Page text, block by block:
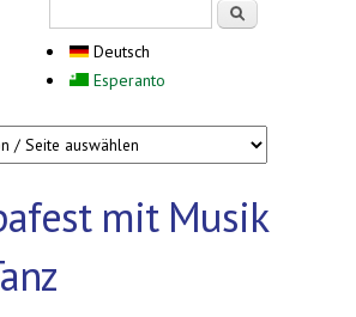
Deutsch
Esperanto
mit Musik